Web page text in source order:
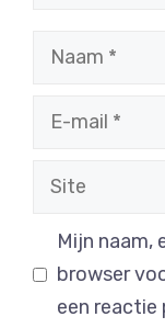
Naam
Site
Mijn naam,
browser
een reactie